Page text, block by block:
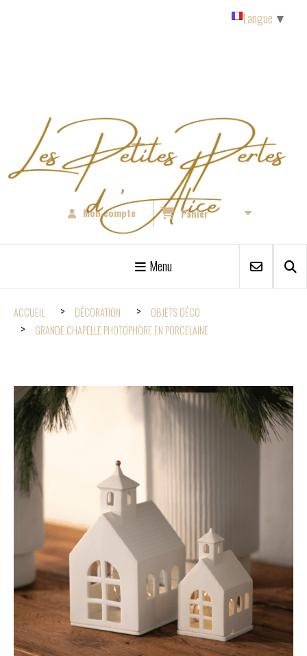
Mon compte Panier
Menu
ACCUEIL DÉCORATION
OBJETS DÉCO
GRANDE CHAPELLE PHOTOPHORE EN PORCELAINE
Langue ▼